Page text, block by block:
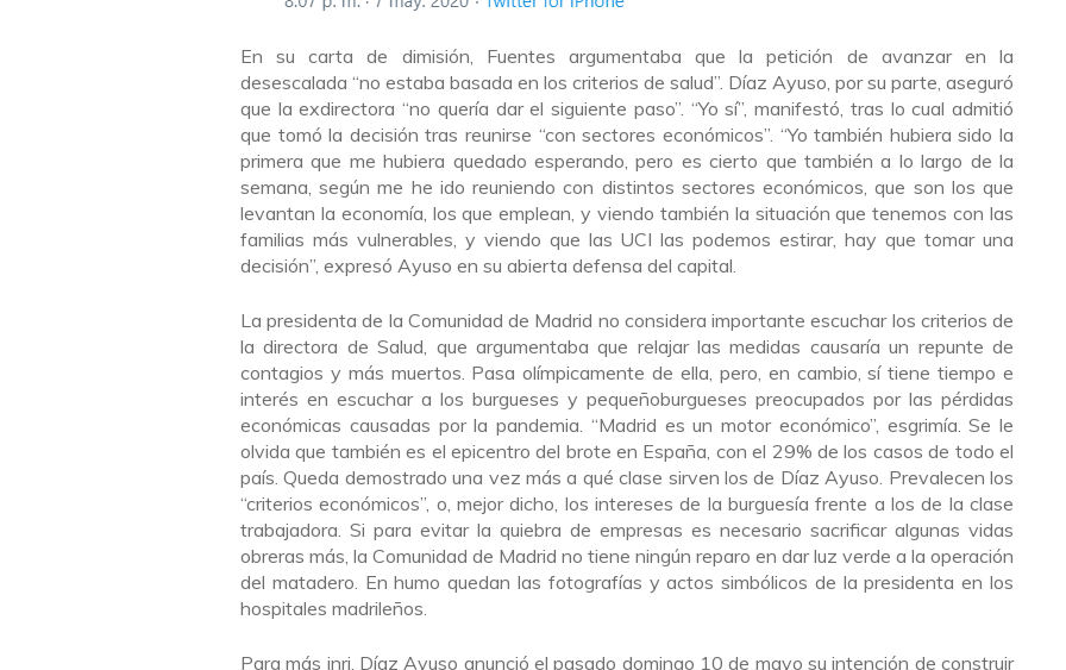
En su carta de dimisión, Fuentes argumentaba que la petición de avanzar en la
desescalada “no estaba basada en los criterios de salud”. Díaz Ayuso, por su parte, aseguró
que la exdirectora “no quería dar el siguiente paso”. “Yo sí”, manifestó, tras lo cual admitió
que tomó la decisión tras reunirse “con sectores económicos”. “Yo también hubiera sido la
primera que me hubiera quedado esperando, pero es cierto que también a lo largo de la
semana, según me he ido reuniendo con distintos sectores económicos, que son los que
levantan la economía, los que emplean, y viendo también la situación que tenemos con las
familias más vulnerables, y viendo que las UCI las podemos estirar, hay que tomar una
decisión”, expresó Ayuso en su abierta defensa del capital.
La presidenta de la Comunidad de Madrid no considera importante escuchar los criterios de
la directora de Salud, que argumentaba que relajar las medidas causaría un repunte de
contagios y más muertos. Pasa olímpicamente de ella, pero, en cambio, sí tiene tiempo e
interés en escuchar a los burgueses y pequeñoburgueses preocupados por las pérdidas
económicas causadas por la pandemia. “Madrid es un motor económico”, esgrimía. Se le
olvida que también es el epicentro del brote en España, con el 29% de los casos de todo el
país. Queda demostrado una vez más a qué clase sirven los de Díaz Ayuso. Prevalecen los
“criterios económicos”, o, mejor dicho, los intereses de la burguesía frente a los de la clase
trabajadora. Si para evitar la quiebra de empresas es necesario sacrificar algunas vidas
obreras más, la Comunidad de Madrid no tiene ningún reparo en dar luz verde a la operación
del matadero. En humo quedan las fotografías y actos simbólicos de la presidenta en los
hospitales madrileños.
Para más inri, Díaz Ayuso anunció el pasado domingo 10 de mayo su intención de construir